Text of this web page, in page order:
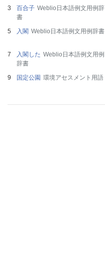
百合子 Weblio日本語例文用例辞
書
入閣 Weblio日本語例文用例辞書
入閣した Weblio日本語例文用例
辞書
国定公園 環境アセスメント用語